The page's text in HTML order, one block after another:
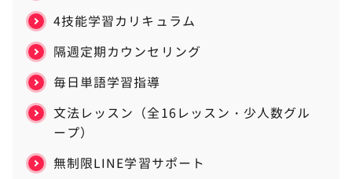
4技能学習カリキュラム
隔週定期カウンセリング
毎日単語学習指導
文法レッスン（全16レッスン・少人数グル
ープ）
無制限LINE学習サポート